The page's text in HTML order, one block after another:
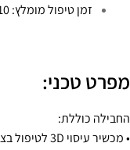
זמן טיפול מומלץ: 10 דקות ביום
מפרט טכני:
החבילה כוללת:
• מכשיר עיסוי 3D לטיפול בצלוליט